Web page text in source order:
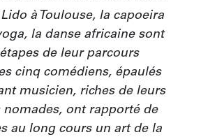
à Toulouse, la capoeira
la danse africaine sont
de leur parcours
cinq comédiens, épaulés
musicien, riches de leurs
nomades, ont rapporté de
au long cours un art de la